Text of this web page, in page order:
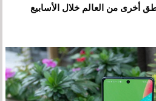
أخرى من العالم خلال الأسابيع